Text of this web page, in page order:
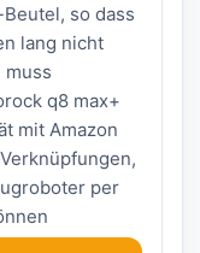
so dass
lang nicht
q8 max+
mit Amazon
per